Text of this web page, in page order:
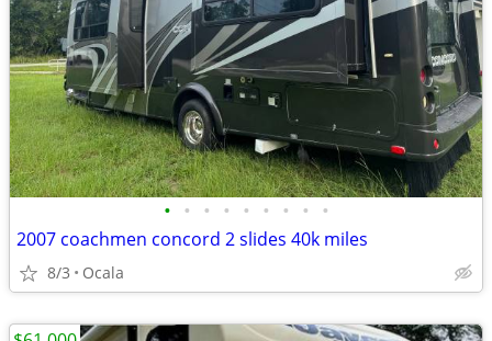
• • • • • • • • •
2007 coachmen concord 2 slides 40k miles
8/3 Ocala